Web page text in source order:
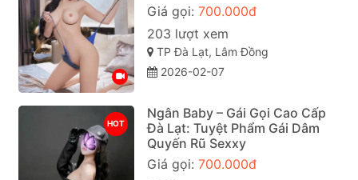
Giá gọi: 700.000đ
203 lượt xem
TP Đà Lạt, Lâm Đồng
2026-02-07
HOT
Ngân Baby – Gái Gọi Cao Cấp
Đà Lạt: Tuyệt Phẩm Gái Dâm
Quyến Rũ Sexxy
Giá gọi: 700.000đ